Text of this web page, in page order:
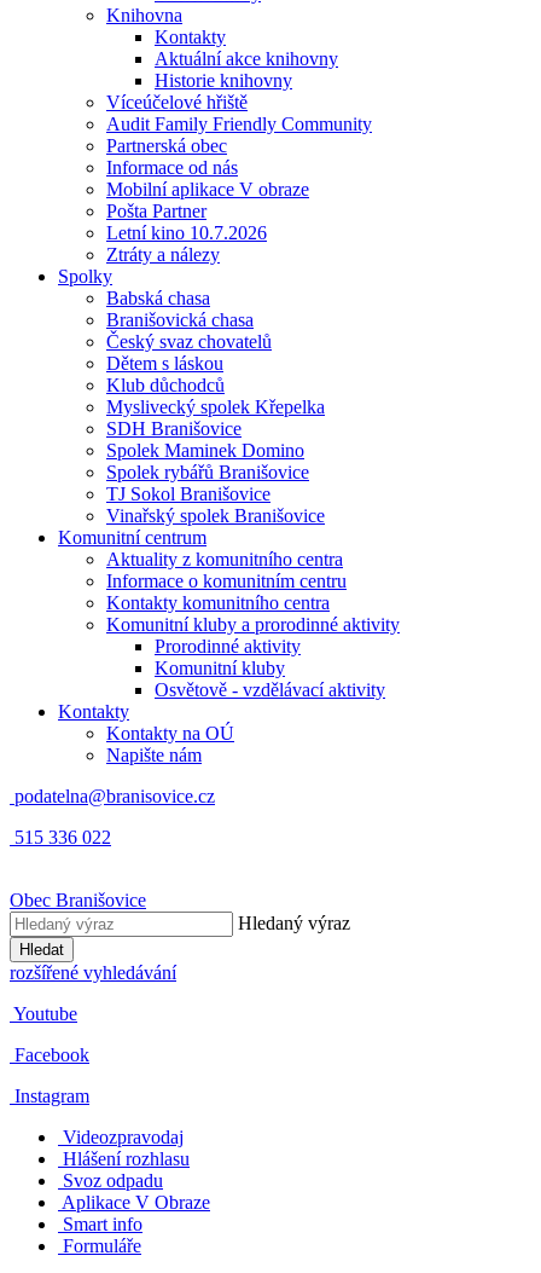
Knihovna
Kontakty
Aktuální akce knihovny
Historie knihovny
Víceúčelové hřiště
Audit Family Friendly Community
Partnerská obec
Informace od nás
Mobilní aplikace V obraze
Pošta Partner
Letní kino 10.7.2026
Ztráty a nálezy
Spolky
Babská chasa
Branišovická chasa
Český svaz chovatelů
Dětem s láskou
Klub důchodců
Myslivecký spolek Křepelka
SDH Branišovice
Spolek Maminek Domino
Spolek rybářů Branišovice
TJ Sokol Branišovice
Vinařský spolek Branišovice
Komunitní centrum
Aktuality z komunitního centra
Informace o komunitním centru
Kontakty komunitního centra
Komunitní kluby a prorodinné aktivity
Prorodinné aktivity
Komunitní kluby
Osvětově - vzdělávací aktivity
Kontakty
Kontakty na OÚ
Napište nám
podatelna@branisovice.cz
515 336 022
Obec Branišovice
Hledaný výraz
Hledat
rozšířené vyhledávání
Youtube
Facebook
Instagram
Videozpravodaj
Hlášení rozhlasu
Svoz odpadu
Aplikace V Obraze
Smart info
Formuláře